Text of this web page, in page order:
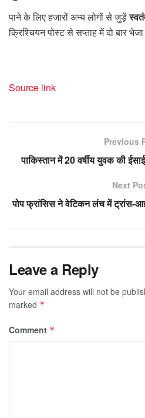
पाने के लिए हजारों अन्य लोगों से जुड़ें
क्रिश्चियन पोस्ट से सप्ताह में दो बार
Source link
Previous
पाकिस्तान में 20 वर्षीय युवक की
Next
पोप फ्रांसिस ने वेटिकन लंच में ट्रांस-
Leave a Reply
Your email address will not be
marked *
Comment *